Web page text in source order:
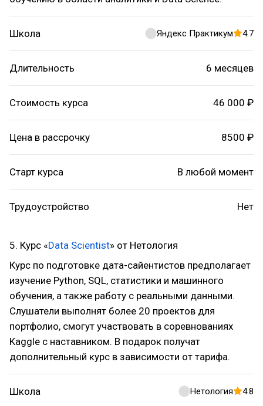
Школа Яндекс Практикум 4.7
Длительность 6 месяцев
Стоимость курса 46 000 ₽
Цена в рассрочку 8500 ₽
Старт курса В любой момент
Трудоустройство Нет
5. Курс «Data Scientist» от Нетология
Курс по подготовке дата-сайентистов предполагает
изучение Python, SQL, статистики и машинного
обучения, а также работу с реальными данными.
Слушатели выполнят более 20 проектов для
портфолио, смогут участвовать в соревнованиях
Kaggle с наставником. В подарок получат
дополнительный курс в зависимости от тарифа.
Школа Нетология 4.8